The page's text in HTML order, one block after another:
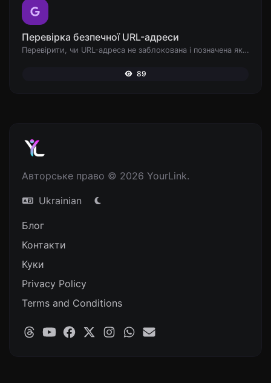
Перевірка безпечної URL-адреси
Перевірити, чи URL-адреса не заблокована і позначена як безпечна/небезпечна Google.
89
Авторське право © 2026 YourLink.
Ukrainian
Блог
Контакти
Куки
Privacy Policy
Terms and Conditions